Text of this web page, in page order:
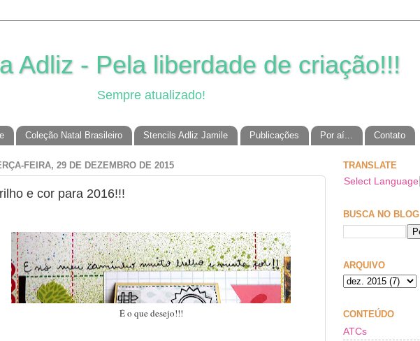
Adliz - Pela liberdade de criação!!!
Sempre atualizado!
Coleção Natal Brasileiro Stencils Adliz Jamile Publicações Por aí... Contato
FEIRA, 29 DE DEZEMBRO DE 2015
e cor para 2016!!!
É o que desejo!!!
TRANSLATE
Select Language
BUSCA NO BLOG
ARQUIVO
CONTEÚDO
ATCs